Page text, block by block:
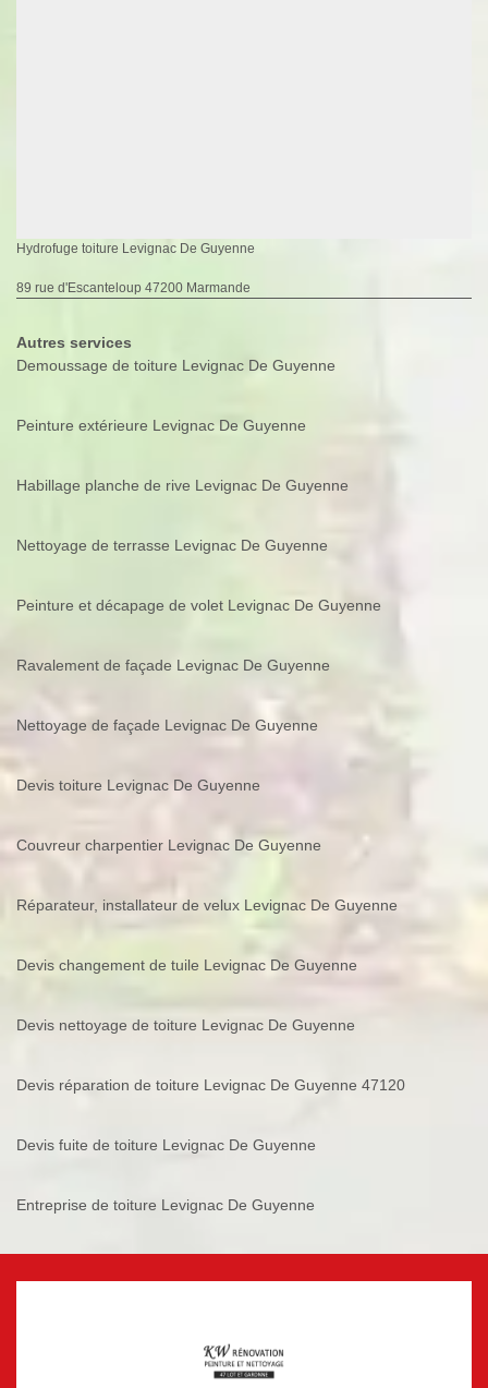
Hydrofuge toiture Levignac De Guyenne
89 rue d'Escanteloup 47200 Marmande
Autres services
Demoussage de toiture Levignac De Guyenne
Peinture extérieure Levignac De Guyenne
Habillage planche de rive Levignac De Guyenne
Nettoyage de terrasse Levignac De Guyenne
Peinture et décapage de volet Levignac De Guyenne
Ravalement de façade Levignac De Guyenne
Nettoyage de façade Levignac De Guyenne
Devis toiture Levignac De Guyenne
Couvreur charpentier Levignac De Guyenne
Réparateur, installateur de velux Levignac De Guyenne
Devis changement de tuile Levignac De Guyenne
Devis nettoyage de toiture Levignac De Guyenne
Devis réparation de toiture Levignac De Guyenne 47120
Devis fuite de toiture Levignac De Guyenne
Entreprise de toiture Levignac De Guyenne